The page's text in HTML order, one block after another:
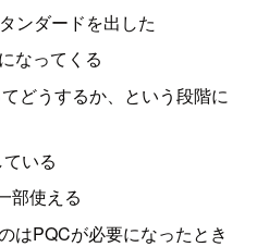
ンダードを出した
なってくる
どうするか、という段階に
いる
部使える
はPQCが必要になったとき